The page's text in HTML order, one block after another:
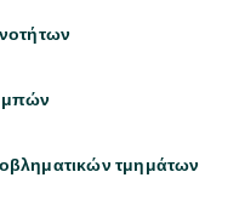
τμημάτων